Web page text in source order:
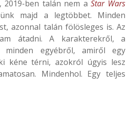
2019-ben talán nem aStar Wars
majd a legtöbbet. Minden
azonnal talán fölösleges is. Az
átadni. A karakterekről, a
minden egyébről, amiről egy
kéne térni, azokról úgyis lesz
Mindenhol. Egy teljes